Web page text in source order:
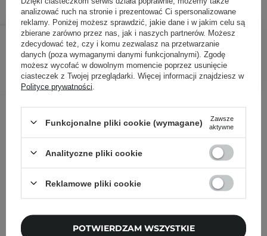
112,00 zł 140,00 zł /szt.
DODAJ DO KOSZYKA
analizować ruch na stronie i prezentować Ci spersonalizowane
reklamy. Poniżej możesz sprawdzić, jakie dane i w jakim celu są
zbierane zarówno przez nas, jak i naszych partnerów. Możesz
zdecydować też, czy i komu zezwalasz na przetwarzanie
danych (poza wymaganymi danymi funkcjonalnymi). Zgodę
możesz wycofać w dowolnym momencie poprzez usunięcie
ciasteczek z Twojej przeglądarki. Więcej informacji znajdziesz w
Polityce prywatności
Funkcjonalne pliki cookie (wymagane)
Zawsze
aktywne
Analityczne pliki cookie
Reklamowe pliki cookie
POTWIERDZAM WSZYSTKIE